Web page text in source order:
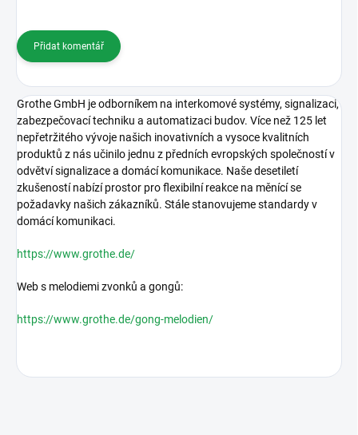
Přidat komentář
Grothe GmbH je odborníkem na interkomové systémy, signalizaci,
zabezpečovací techniku ​​a automatizaci budov. Více než 125 let
nepřetržitého vývoje našich inovativních a vysoce kvalitních
produktů z nás učinilo jednu z předních evropských společností v
odvětví signalizace a domácí komunikace. Naše desetiletí
zkušeností nabízí prostor pro flexibilní reakce na měnící se
požadavky našich zákazníků. Stále stanovujeme standardy v
domácí komunikaci.
https://www.grothe.de/
Web s melodiemi zvonků a gongů:
https://www.grothe.de/gong-melodien/